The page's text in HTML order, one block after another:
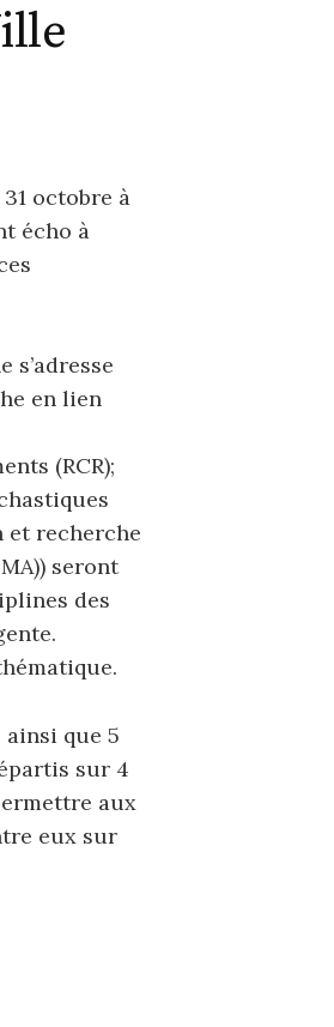
octobre à
écho à
en lien
(RCR);
et recherche
seront
des
que 5
sur 4
aux
eux sur